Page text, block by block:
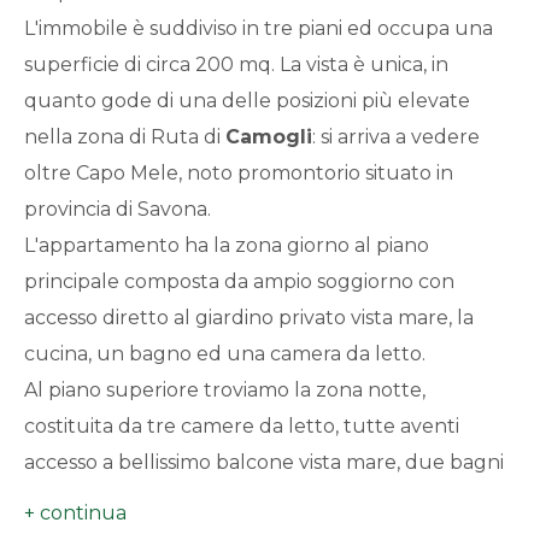
L'immobile è suddiviso in tre piani ed occupa una
superficie di circa 200 mq. La vista è unica, in
quanto gode di una delle posizioni più elevate
nella zona di Ruta di Camogli: si arriva a vedere
oltre Capo Mele, noto promontorio situato in
provincia di Savona.
L'appartamento ha la zona giorno al piano
principale composta da ampio soggiorno con
accesso diretto al giardino privato vista mare, la
cucina, un bagno ed una camera da letto.
Al piano superiore troviamo la zona notte,
costituita da tre camere da letto, tutte aventi
accesso a bellissimo balcone vista mare, due bagni
di cui uno privato della camera matrimoniale ed
Da € 5.000.000 a € 10.000.000
Oltre € 10.000.000
Totale
mq
Locali
minimi